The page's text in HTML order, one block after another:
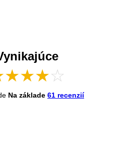
★★★☆
Na základe 61 recenzií